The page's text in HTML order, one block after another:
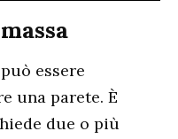
essere
una parete. È
due o più